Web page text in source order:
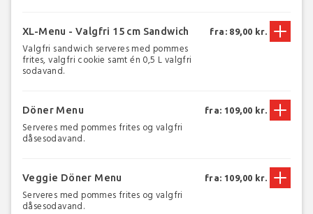
XL-Menu - Valgfri 15 cm Sandwich
Valgfri sandwich serveres med pommes
frites, valgfri cookie samt én 0,5 L valgfri
sodavand.
fra: 89,00 kr.
Döner Menu
Serveres med pommes frites og valgfri
dåsesodavand.
fra: 109,00 kr.
Veggie Döner Menu
Serveres med pommes frites og valgfri
dåsesodavand.
fra: 109,00 kr.